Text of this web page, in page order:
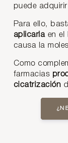
puede
Para ello,
aplicarlaen el
causa la
Como
farmacias
cicatrización